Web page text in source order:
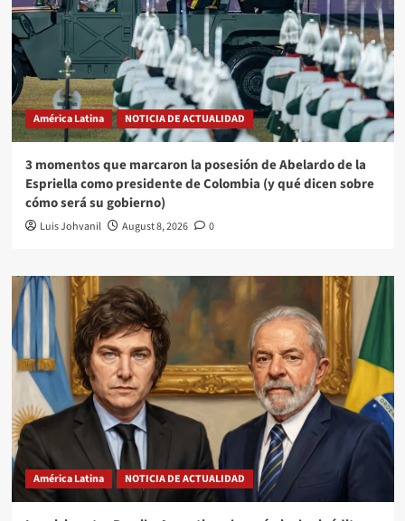
América Latina NOTICIA DE ACTUALIDAD
3 momentos que marcaron la posesión de Abelardo de la
Espriella como presidente de Colombia (y qué dicen sobre
cómo será su gobierno)
Luis Johvanil August 8, 2026 0
América Latina NOTICIA DE ACTUALIDAD